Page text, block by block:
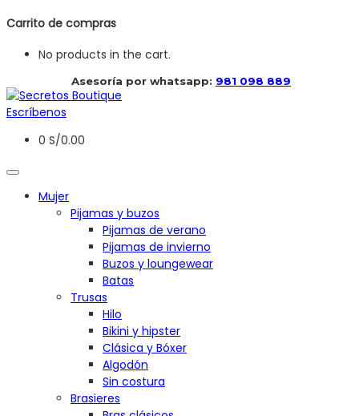
Carrito de compras
No products in the cart.
Asesoría por whatsapp: 981 098 889
Escríbenos
0 S/0.00
Mujer
Pijamas y buzos
Pijamas de verano
Pijamas de invierno
Buzos y loungewear
Batas
Trusas
Hilo
Bikini y hipster
Clásica y Bóxer
Algodón
Sin costura
Brasieres